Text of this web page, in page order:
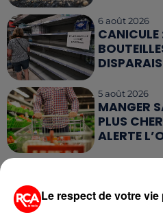
6 août 2026
CANICULE
5 août 2026
MANGER
PLUS
ALERTE
QUELLES
OFFRENT
Le respect de votre